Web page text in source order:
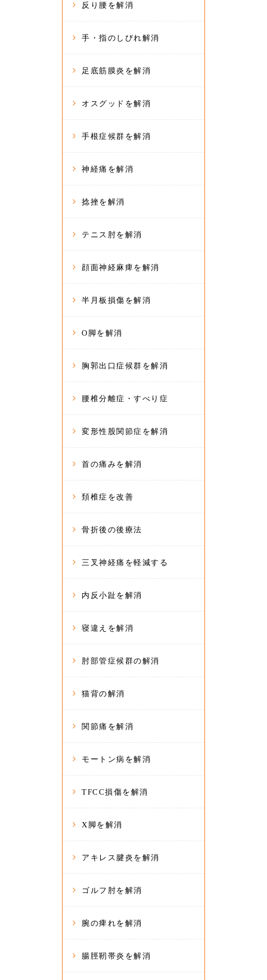
反り腰を解消
手・指のしびれ解消
足底筋膜炎を解消
オスグッドを解消
手根症候群を解消
神経痛を解消
捻挫を解消
テニス肘を解消
顔面神経麻痺を解消
半月板損傷を解消
O脚を解消
胸郭出口症候群を解消
腰椎分離症・すべり症
変形性股関節症を解消
首の痛みを解消
頚椎症を改善
骨折後の後療法
三叉神経痛を軽減する
内反小趾を解消
寝違えを解消
肘部管症候群の解消
猫背の解消
関節痛を解消
モートン病を解消
TFCC損傷を解消
X脚を解消
アキレス腱炎を解消
ゴルフ肘を解消
腕の痺れを解消
腸脛靭帯炎を解消